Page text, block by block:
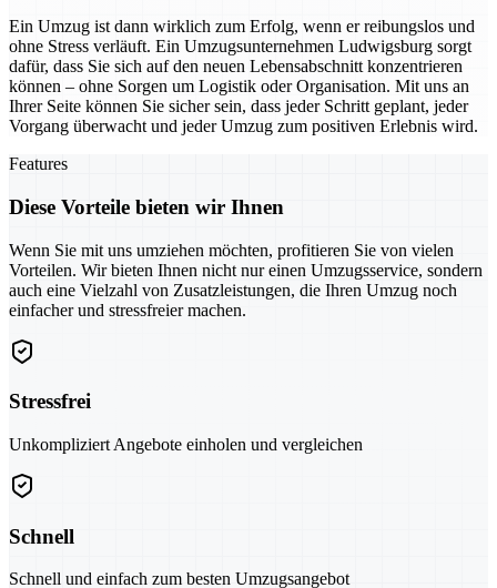
Ein Umzug ist dann wirklich zum Erfolg, wenn er reibungslos und
ohne Stress verläuft. Ein Umzugsunternehmen Ludwigsburg sorgt
dafür, dass Sie sich auf den neuen Lebensabschnitt konzentrieren
können – ohne Sorgen um Logistik oder Organisation. Mit uns an
Ihrer Seite können Sie sicher sein, dass jeder Schritt geplant, jeder
Vorgang überwacht und jeder Umzug zum positiven Erlebnis wird.
Features
Diese Vorteile bieten wir Ihnen
Wenn Sie mit uns umziehen möchten, profitieren Sie von vielen
Vorteilen. Wir bieten Ihnen nicht nur einen Umzugsservice, sondern
auch eine Vielzahl von Zusatzleistungen, die Ihren Umzug noch
einfacher und stressfreier machen.
Stressfrei
Unkompliziert Angebote einholen und vergleichen
Schnell
Schnell und einfach zum besten Umzugsangebot